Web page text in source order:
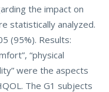
the impact on
statistically analyzed.
(95%). Results:
“physical
were the aspects
The G1 subjects